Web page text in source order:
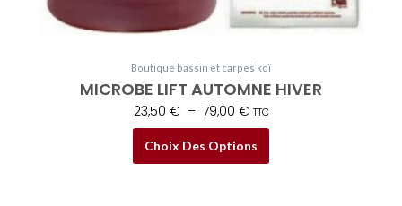
Boutique bassin et carpes koï
MICROBE LIFT AUTOMNE HIVER
23,50 € – 79,00 € TTC
Choix Des Options